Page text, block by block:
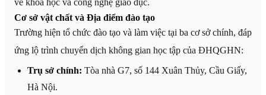
Cơ sở vật chất và Địa điểm đào tạo
Trường hiện tổ chức đào tạo và làm việc tại ba cơ sở chính, đáp
ứng lộ trình chuyển dịch không gian học tập của ĐHQGHN:
Trụ sở chính: Tòa nhà G7, số 144 Xuân Thủy, Cầu Giấy,
Hà Nội.